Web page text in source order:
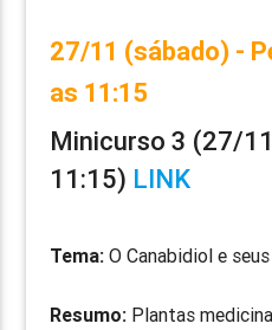
27/11 (sábado) -
as 11:15
Minicurso 3 (27/
11:15) LINK
Tema:O Canabidiol e
Resumo: Plantas